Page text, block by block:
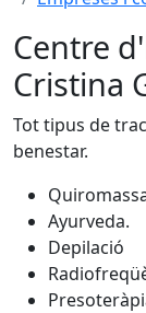
Centre
Cristina
Tot tipus de
benestar.
Ayurveda.
Depilació